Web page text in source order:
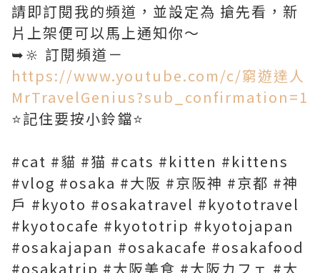
請即訂閱我的頻道，並設定為 搶先看，新
片上架便可以馬上通知你～
➥🔆 訂閱頻道－
https://www.youtube.com/c/窮遊達人
MrTravelGenius?sub_confirmation=1
⭐️記住要按小鈴鐺⭐️
#cat #貓 #猫 #cats #kitten #kittens
#vlog #osaka #大阪 #京阪神 #京都 #神
戶 #kyoto #osakatravel #kyototravel
#kyotocafe #kyototrip #kyotojapan
#osakajapan #osakacafe #osakafood
#osakatrip #大阪美食 #大阪カフェ #大